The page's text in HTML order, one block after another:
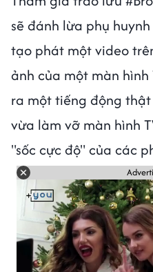
sẽ đánh lừa phụ
tạo phát một video
ảnh của một màn
ra một tiếng động
vừa làm vỡ màn hình
"sốc cực độ" của các